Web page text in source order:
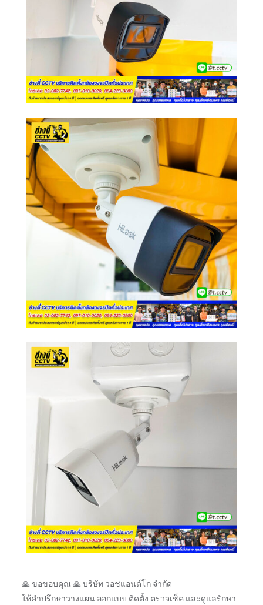
🙏 ขอขอบคุณ 🙏 บริษัท วอชแอนด์โก จำกัด
ให้คำปรึกษาวางแผน ออกแบบ ติดตั้ง ตรวจเช็ค และดูแลรักษา